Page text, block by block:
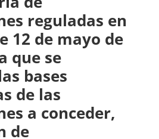
reguladas en
12 de mayo de
que se
bases
de las
a conceder,
de